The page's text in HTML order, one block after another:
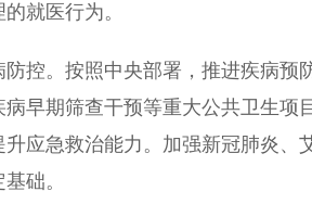
就医行为。
。按照中央部署，推进疾病预
早期筛查干预等重大公共卫生项
应急救治能力。加强新冠肺炎、
础。